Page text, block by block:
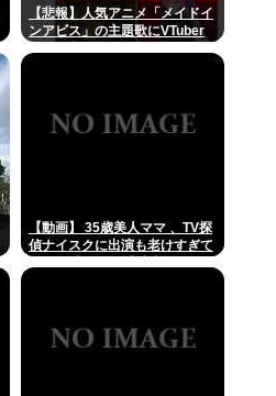
【悲報】人気アニメ「メイドイ
ンアビス」の主題歌にVTuber
【動画】 35歳美人ママ 、TV探
偵ナイスクに出演も老けすぎて